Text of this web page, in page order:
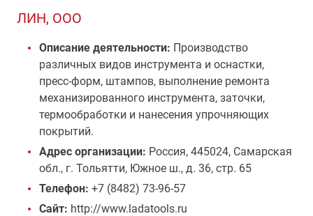
ЛИН, ООО
Описание деятельности: Производство
различных видов инструмента и оснастки,
пресс-форм, штампов, выполнение ремонта
механизированного инструмента, заточки,
термообработки и нанесения упрочняющих
покрытий.
Адрес организации: Россия, 445024, Самарская
обл., г. Тольятти, Южное ш., д. 36, стр. 65
Телефон: +7 (8482) 73-96-57
Сайт: http://www.ladatools.ru